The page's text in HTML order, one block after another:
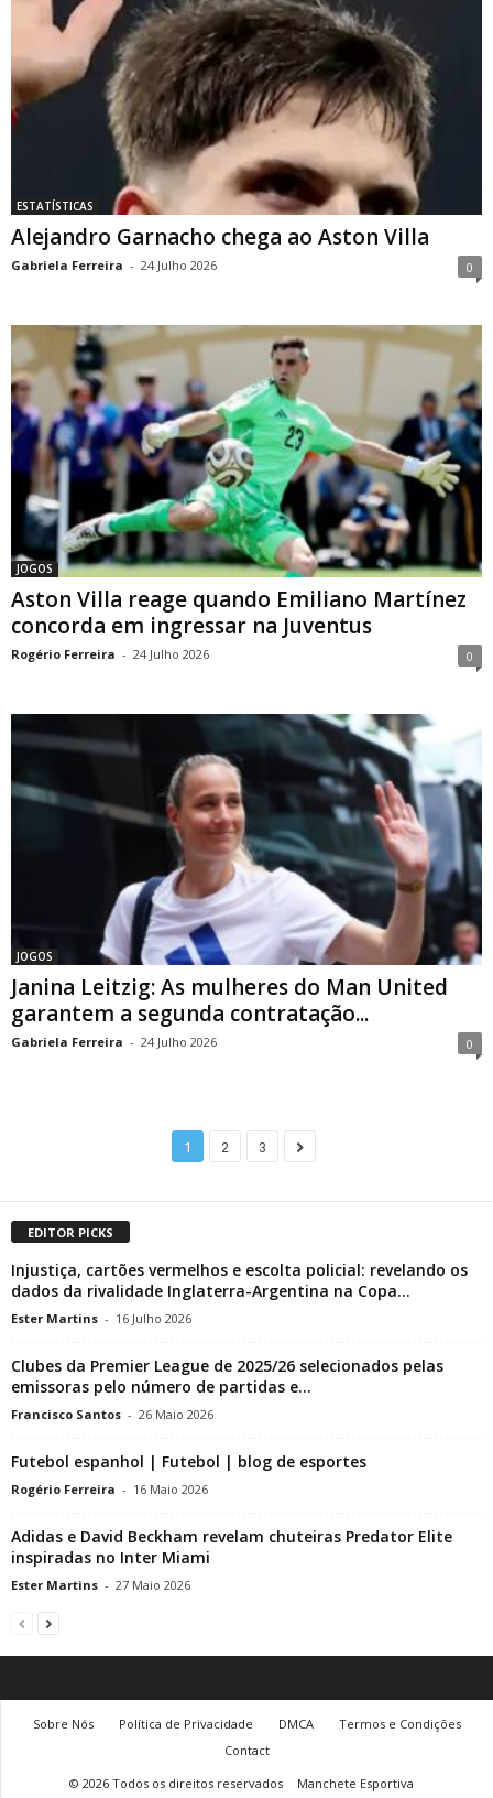
ESTATÍSTICAS
Alejandro Garnacho chega ao Aston Villa
Gabriela Ferreira - 24 Julho 2026 0
JOGOS
Aston Villa reage quando Emiliano Martínez
concorda em ingressar na Juventus
Rogério Ferreira - 24 Julho 2026 0
JOGOS
Janina Leitzig: As mulheres do Man United
garantem a segunda contratação...
Gabriela Ferreira - 24 Julho 2026 0
1 2 3
EDITOR PICKS
Injustiça, cartões vermelhos e escolta policial: revelando os
dados da rivalidade Inglaterra-Argentina na Copa...
Ester Martins - 16 Julho 2026
Clubes da Premier League de 2025/26 selecionados pelas
emissoras pelo número de partidas e...
Francisco Santos - 26 Maio 2026
Futebol espanhol | Futebol | blog de esportes
Rogério Ferreira - 16 Maio 2026
Adidas e David Beckham revelam chuteiras Predator Elite
inspiradas no Inter Miami
Ester Martins - 27 Maio 2026
Sobre Nós Política de Privacidade DMCA
Termos e Condições
Contact
© 2026 Todos os direitos reservados
Manchete Esportiva